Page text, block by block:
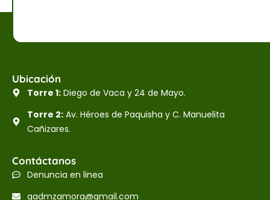
Ubicación
Torre 1:Diego de Vaca y 24 de Mayo.
Torre 2:Av. Héroes de Paquisha y C. Manuelita
Cañizares.
Contáctanos
Denuncia en linea
gadmzamora@gmail.com